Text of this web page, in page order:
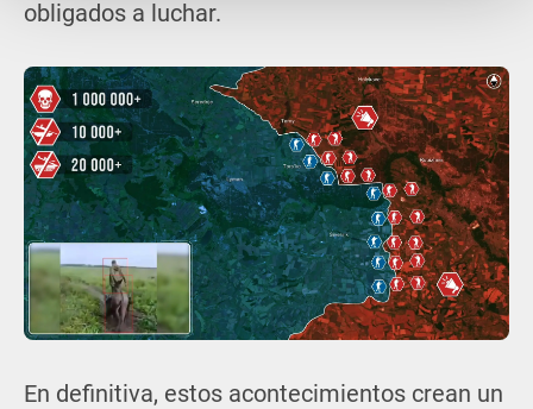
obligados a luchar.
En definitiva, estos acontecimientos crean un